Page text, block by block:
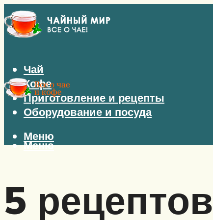
Чай
Кофе
Приготовление и рецепты
Оборудование и посуда
Меню
Меню
5